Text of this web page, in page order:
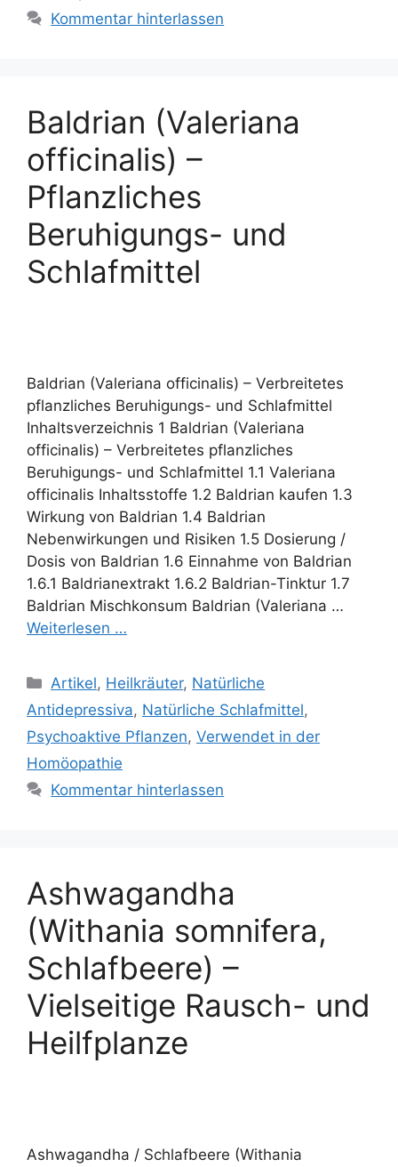
Kommentar hinterlassen
Baldrian (Valeriana
officinalis) –
Pflanzliches
Beruhigungs- und
Schlafmittel
Baldrian (Valeriana officinalis) – Verbreitetes
pflanzliches Beruhigungs- und Schlafmittel
Inhaltsverzeichnis 1 Baldrian (Valeriana
officinalis) – Verbreitetes pflanzliches
Beruhigungs- und Schlafmittel 1.1 Valeriana
officinalis Inhaltsstoffe 1.2 Baldrian kaufen 1.3
Wirkung von Baldrian 1.4 Baldrian
Nebenwirkungen und Risiken 1.5 Dosierung /
Dosis von Baldrian 1.6 Einnahme von Baldrian
1.6.1 Baldrianextrakt 1.6.2 Baldrian-Tinktur 1.7
Baldrian Mischkonsum Baldrian (Valeriana …
Weiterlesen …
Kategorien
Artikel, Heilkräuter, Natürliche
Antidepressiva, Natürliche Schlafmittel,
Psychoaktive Pflanzen, Verwendet in der
Homöopathie
Kommentar hinterlassen
Ashwagandha
(Withania somnifera,
Schlafbeere) –
Vielseitige Rausch- und
Heilfplanze
Ashwagandha / Schlafbeere (Withania